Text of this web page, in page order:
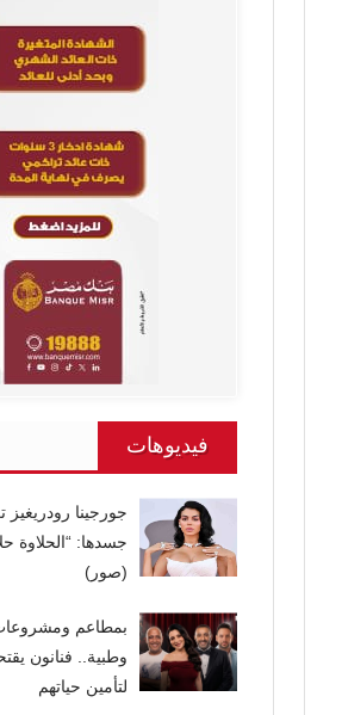
فيديوهات
جورجينا
جسدها: “الحلاوة
(صور)
بمطاعم
وطبية.. فنانون
لتأمين حياتهم